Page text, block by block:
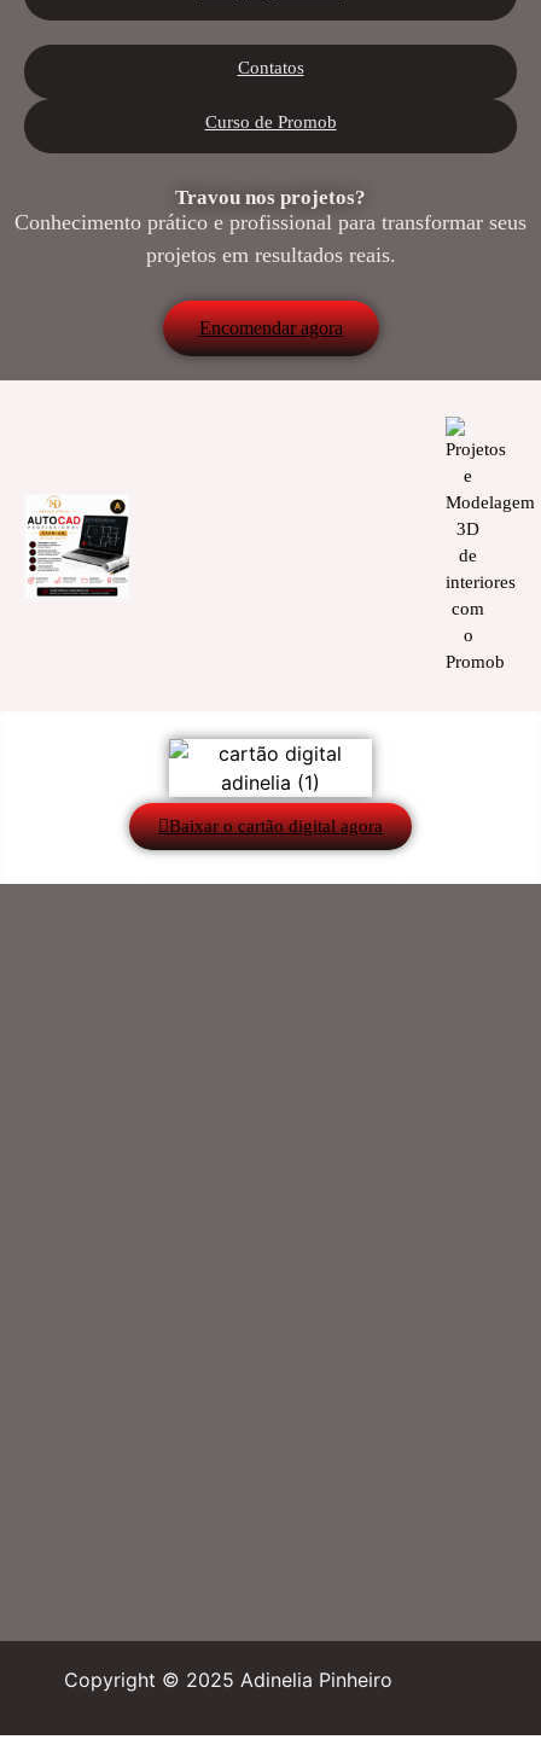
Contatos
Curso de Promob
Travou nos projetos?
Conhecimento prático e profissional para transformar seus
projetos em resultados reais.
Encomendar agora
Baixar o cartão digital agora
Copyright © 2025 Adinelia Pinheiro